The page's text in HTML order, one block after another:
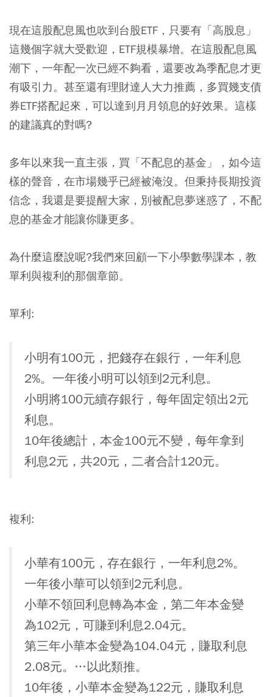
現在這股配息風也吹到台股ETF，只要有「高股息」
這幾個字就大受歡迎，ETF規模暴增。在這股配息風
潮下，一年配一次已經不夠看，還要改為季配息才更
有吸引力。甚至還有理財達人大力推薦，多買幾支債
券ETF搭配起來，可以達到月月領息的好效果。這樣
的建議真的對嗎?
多年以來我一直主張，買「不配息的基金」，如今這
樣的聲音，在市場幾乎已經被淹沒。但秉持長期投資
信念，我還是要提醒大家，別被配息夢迷惑了，不配
息的基金才能讓你賺更多。
為什麼這麼說呢?我們來回顧一下小學數學課本，教
單利與複利的那個章節。
單利:
小明有100元，把錢存在銀行，一年利息
2%。一年後小明可以領到2元利息。
小明將100元續存銀行，每年固定領出2元
利息。
10年後總計，本金100元不變，每年拿到
利息2元，共20元，二者合計120元。
複利:
小華有100元，存在銀行，一年利息2%。
一年後小華可以領到2元利息。
小華不領回利息轉為本金，第二年本金變
為102元，可賺到利息2.04元。
第三年小華本金變為104.04元，賺取利息
2.08元。…以此類推。
10年後，小華本金變為122元，賺取利息